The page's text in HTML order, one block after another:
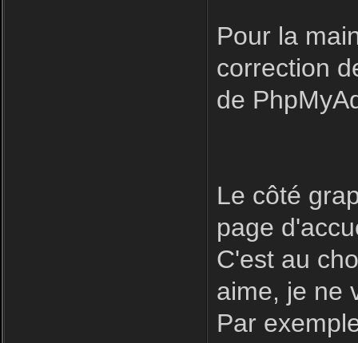
Pour la
correction
de
Le côté
page
C'est au
aime, je ne
Par